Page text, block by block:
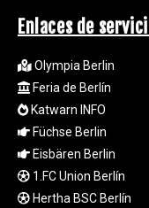
Enlaces de
Olympia Berlin
Feria de Berlín
Katwarn INFO
Füchse Berlin
Eisbären Berlin
1.FC Union Berlín
Hertha BSC Berlín